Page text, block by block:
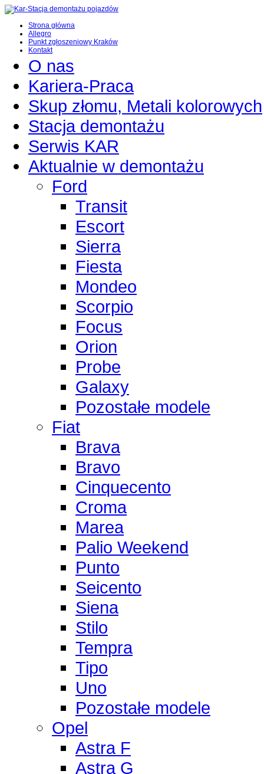
Strona główna
Allegro
Punkt zgłoszeniowy Kraków
Kontakt
O nas
Kariera-Praca
Skup złomu, Metali kolorowych
Stacja demontażu
Serwis KAR
Aktualnie w demontażu
Ford
Transit
Escort
Sierra
Fiesta
Mondeo
Scorpio
Focus
Orion
Probe
Galaxy
Pozostałe modele
Fiat
Brava
Bravo
Cinquecento
Croma
Marea
Palio Weekend
Punto
Seicento
Siena
Stilo
Tempra
Tipo
Uno
Pozostałe modele
Opel
Astra F
Astra G